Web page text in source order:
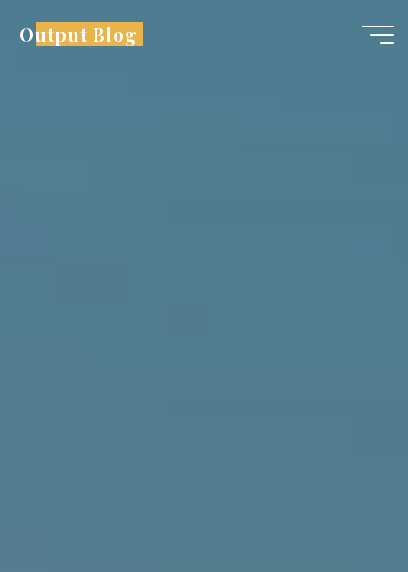
Output Blog